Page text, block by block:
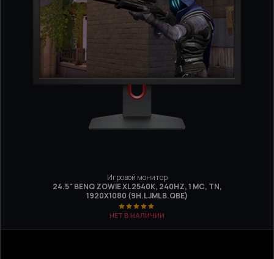
Игровой монитор
24.5" BENQ ZOWIE XL2540K, 240HZ, 1 МС, TN,
1920Х1080 (9H.LJMLB.QBE)
НЕТ В НАЛИЧИИ